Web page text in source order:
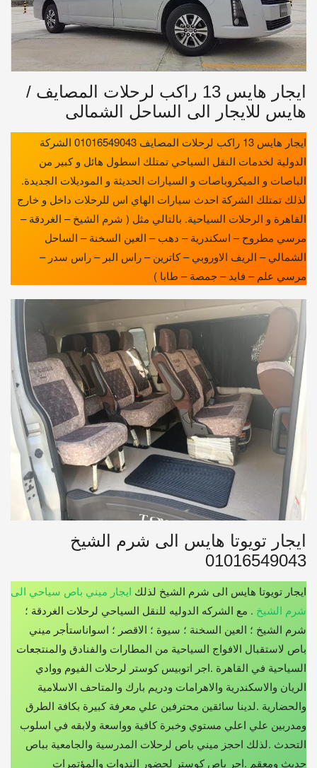
ايجار هايس 13 راكب لرحلات المصايف /
هايس للايجار الى الساحل الشمالى
ايجار هايس 13 راكب لرحلات المصايف 01016549043 الشركة
الدولية لخدمات النقل السياحي تمتلك اسطول هائل و كبير من
الباصات و الميكروباصات و السيارات الحديثة و الموديلات الجديدة.
لذلك تمتلك الشركة احدث سيارات الهاي اس للرحلات داخل و خارج
القاهرة و الرحلات السياحية. بالتالي مثل ( شرم الشيخ – الغردقة –
مرسي مطروح – اسكندرية – دهب – العين السخنة – الساحل
الشمالي – الريف الاوروبي – كاترين – راس البر – راس سدر –
مرسي علم – فايد – جمصة – طابا )
ايجار تويوتا هايس الى شرم الشيخ
01016549043
ايجار تويوتا هايس الى شرم الشيخ لذلك ايجار ميني باص سياحي الى
شرم الشيخ . مع الشركه الدوليه للنقل السياحي لرحلات الغردقة ؛
شرم الشيخ ؛ العين السخنة ؛ سيوة ؛ الاقصر ؛ اسواناستأجر ميني
باص لاستقبال الافواج السياحية من المطارات والفنادق والمنتجعات
السياحية في القاهرة .اجر اتوبيس كوستر لرحلات الفيوم ووادي
الريان والاسكندرية والاهرامات ودريم بارك والمتاحف الاسلامية
والحضارية .لدينا سائقين محترفين علي معرفة كبيرة بكافة الطرق
ومدربين علي اعلي مستوي وخبرة كافية وواسعة ولابقه في اسلوب
التحدث .لذلك احجز ميني باص لرحلات المدرسية والجامعية بباص
حديث ومعقم .اجر باص كوستر لحضور الندوات والمؤتمرات